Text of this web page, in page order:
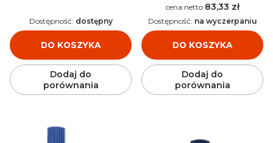
DO KOSZYKA
Dostępność: dostępny
Dodaj do
porównania
Cena 83,33 zł
DO KOSZYKA
Dostępność: na wyczerpaniu
Dodaj do
porównania